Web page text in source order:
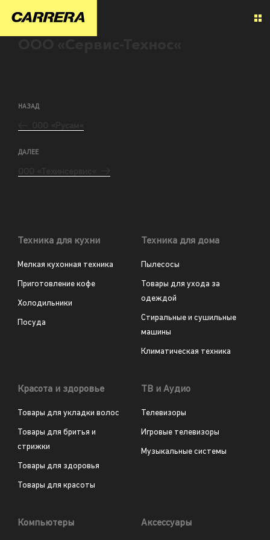
НАЗАД
ДАЛЕЕ
Техника для кухни
Мелкая кухонная техника
Приготовление кофе
Холодильники
Посуда
Техника для дома
Пылесосы
Товары для ухода за
одеждой
Стиральные и сушильные
машины
Климатическая техника
Красота и здоровье
Товары для укладки волос
Товары для бритья и
стрижки
Товары для здоровья
Товары для красоты
ТВ и Аудио
Телевизоры
Игровые телевизоры
Музыкальные системы
Компьютеры Аксессуары